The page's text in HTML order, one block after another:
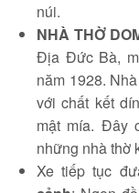
núi.
NHÀ THỜ
Địa Đức Bà,
năm 1928.
với chất kết
mật mía. Đây
những nhà thờ
Xe tiếp tục